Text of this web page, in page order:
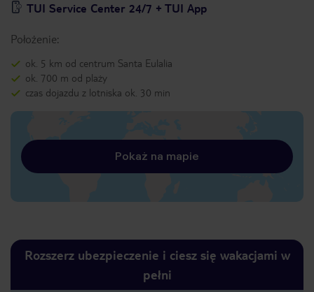
TUI Service Center 24/7 + TUI App
Położenie:
ok. 5 km od centrum Santa Eulalia
ok. 700 m od plaży
czas dojazdu z lotniska ok. 30 min
Pokaż na mapie
Rozszerz ubezpieczenie i ciesz się wakacjami w
pełni